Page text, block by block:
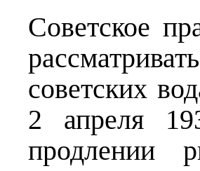
Советское
советских
2 апреля
продлении